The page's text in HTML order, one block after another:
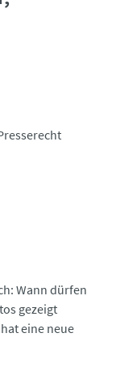
Wann dürfen
gezeigt
eine neue